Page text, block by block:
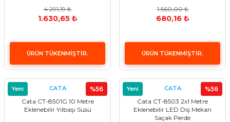
4.291,19 ₺
1.630,65 ₺
ÜRÜN TÜKENMİŞTİR.
1.560,00 ₺
680,16 ₺
ÜRÜN TÜKENMİŞTİR.
%56
Yeni CATA
Cata CT-8501G 10 Metre
Eklenebilir Yılbaşı Süsü
%56
Yeni CATA
Cata CT-8503 2x1 Metre
Eklenebilir LED Dış Mekan
Saçak Perde